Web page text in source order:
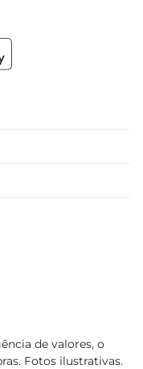
de valores, o
Fotos ilustrativas.